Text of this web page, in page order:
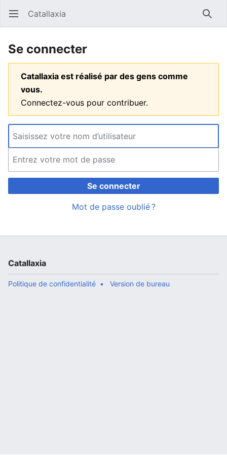
Ouvrir le menu principal Catallaxia
Se connecter
Catallaxia est réalisé par des gens comme
vous.
Connectez-vous pour contribuer.
Se connecter
Mot de passe oublié ?
Catallaxia
Politique de confidentialité Version de bureau